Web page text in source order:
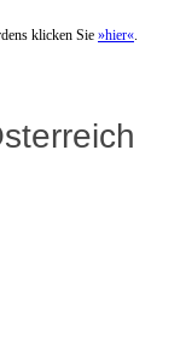
klicken Sie »hier«.